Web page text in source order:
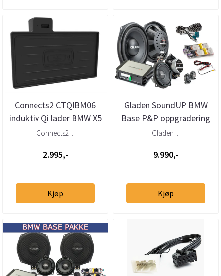
Connects2 CTQIBM06
induktiv Qi lader BMW X5
(2014-2018) / X6 (2015 -->
Connects2 ...
2.995,-
Kjøp
Gladen SoundUP BMW
Base P&P oppgradering
Gladen ...
9.990,-
Kjøp